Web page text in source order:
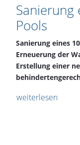
Sanierung
Pools
Sanierung eines
Erneuerung der
Erstellung einer
weiterlesen